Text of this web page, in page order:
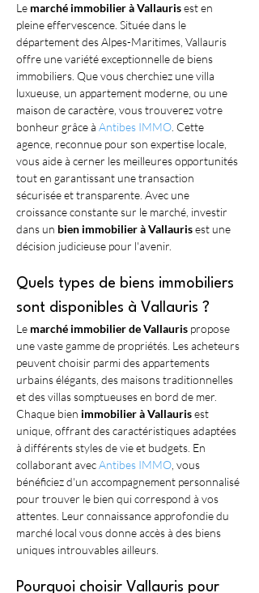
Le marché immobilier à Vallauris est en
pleine effervescence. Située dans le
département des Alpes-Maritimes, Vallauris
offre une variété exceptionnelle de biens
immobiliers. Que vous cherchiez une villa
luxueuse, un appartement moderne, ou une
maison de caractère, vous trouverez votre
bonheur grâce à Antibes IMMO . Cette
agence, reconnue pour son expertise locale,
vous aide à cerner les meilleures opportunités
tout en garantissant une transaction
sécurisée et transparente. Avec une
croissance constante sur le marché, investir
dans un bien immobilier à Vallauris est une
décision judicieuse pour l'avenir.
Quels types de biens immobiliers
sont disponibles à Vallauris ?
Le marché immobilier de Vallauris propose
une vaste gamme de propriétés. Les acheteurs
peuvent choisir parmi des appartements
urbains élégants, des maisons traditionnelles
et des villas somptueuses en bord de mer.
Chaque bien immobilier à Vallauris est
unique, offrant des caractéristiques adaptées
à différents styles de vie et budgets. En
collaborant avec Antibes IMMO , vous
bénéficiez d'un accompagnement personnalisé
pour trouver le bien qui correspond à vos
attentes. Leur connaissance approfondie du
marché local vous donne accès à des biens
uniques introuvables ailleurs.
Pourquoi choisir Vallauris pour